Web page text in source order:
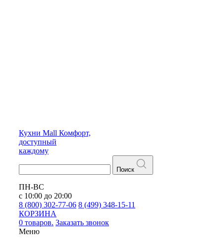
Кухни Mall Комфорт,
доступный
каждому
Поиск
ПН-ВС
с 10:00 до 20:00
8 (800) 302-77-06 8 (499) 348-15-11
КОРЗИНА
0 товаров. Заказать звонок
Меню